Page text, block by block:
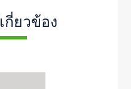
กี่ยวข้อง